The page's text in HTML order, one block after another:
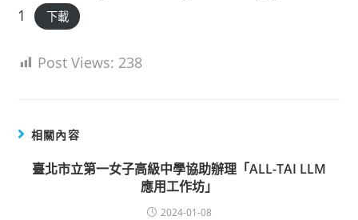
1
下載
Post Views: 238
相關內容
臺北市立第一女子高級中學協助辦理「ALL-TAI LLM
應用工作坊」
2024-01-08